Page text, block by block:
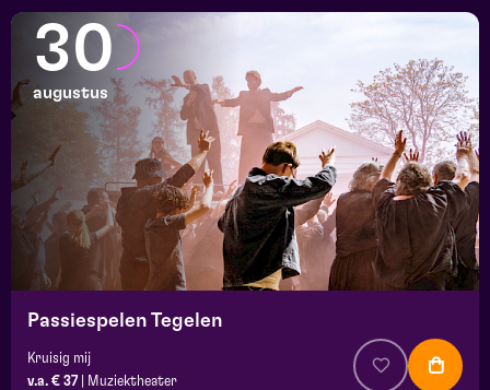
30
augustus
Passiespelen Tegelen
Kruisig mij
v.a. € 37
Muziektheater